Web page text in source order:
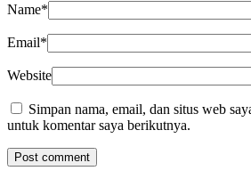
Name*
Email*
Website
Simpan nama, email, dan situs web
untuk komentar saya berikutnya.